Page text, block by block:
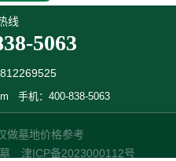
线
5063
手机：400-838-5063
做墓地价格参考
墓 津ICP备2023000112号